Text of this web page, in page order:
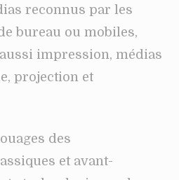
reconnus par les
bureau ou mobiles,
impression, médias
projection et
des
et avant-